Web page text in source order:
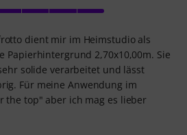
dient mir im Heimstudio als
Papierhintergrund 2,70x10,00m. Sie
solide verarbeitet und lässt
Für meine Anwendung im
the top" aber ich mag es lieber